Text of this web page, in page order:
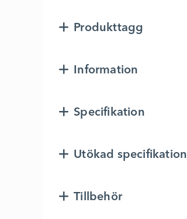
Produkttagg
Information
Specifikation
Utökad specifikation
Tillbehör